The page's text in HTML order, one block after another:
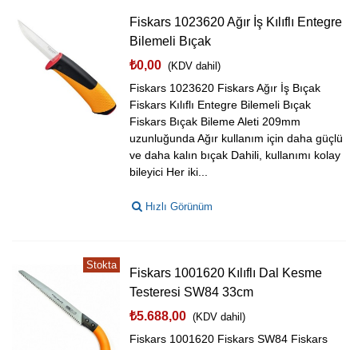
Fiskars 1023620 Ağır İş Kılıflı Entegre
Bilemeli Bıçak
₺0,00 (KDV dahil)
Fiskars 1023620 Fiskars Ağır İş Bıçak
Fiskars Kılıflı Entegre Bilemeli Bıçak
Fiskars Bıçak Bileme Aleti 209mm
uzunluğunda Ağır kullanım için daha güçlü
ve daha kalın bıçak Dahili, kullanımı kolay
bileyici Her iki...
Hızlı Görünüm
Stokta
Fiskars 1001620 Kılıflı Dal Kesme
Testeresi SW84 33cm
₺5.688,00 (KDV dahil)
Fiskars 1001620 Fiskars SW84 Fiskars